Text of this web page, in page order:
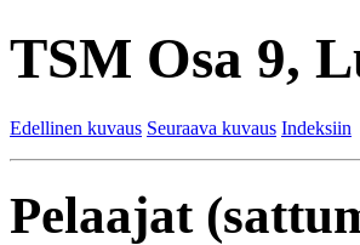
TSM Osa 9,
Edellinen kuvaus Seuraava kuvaus Indeksiin
Pelaajat